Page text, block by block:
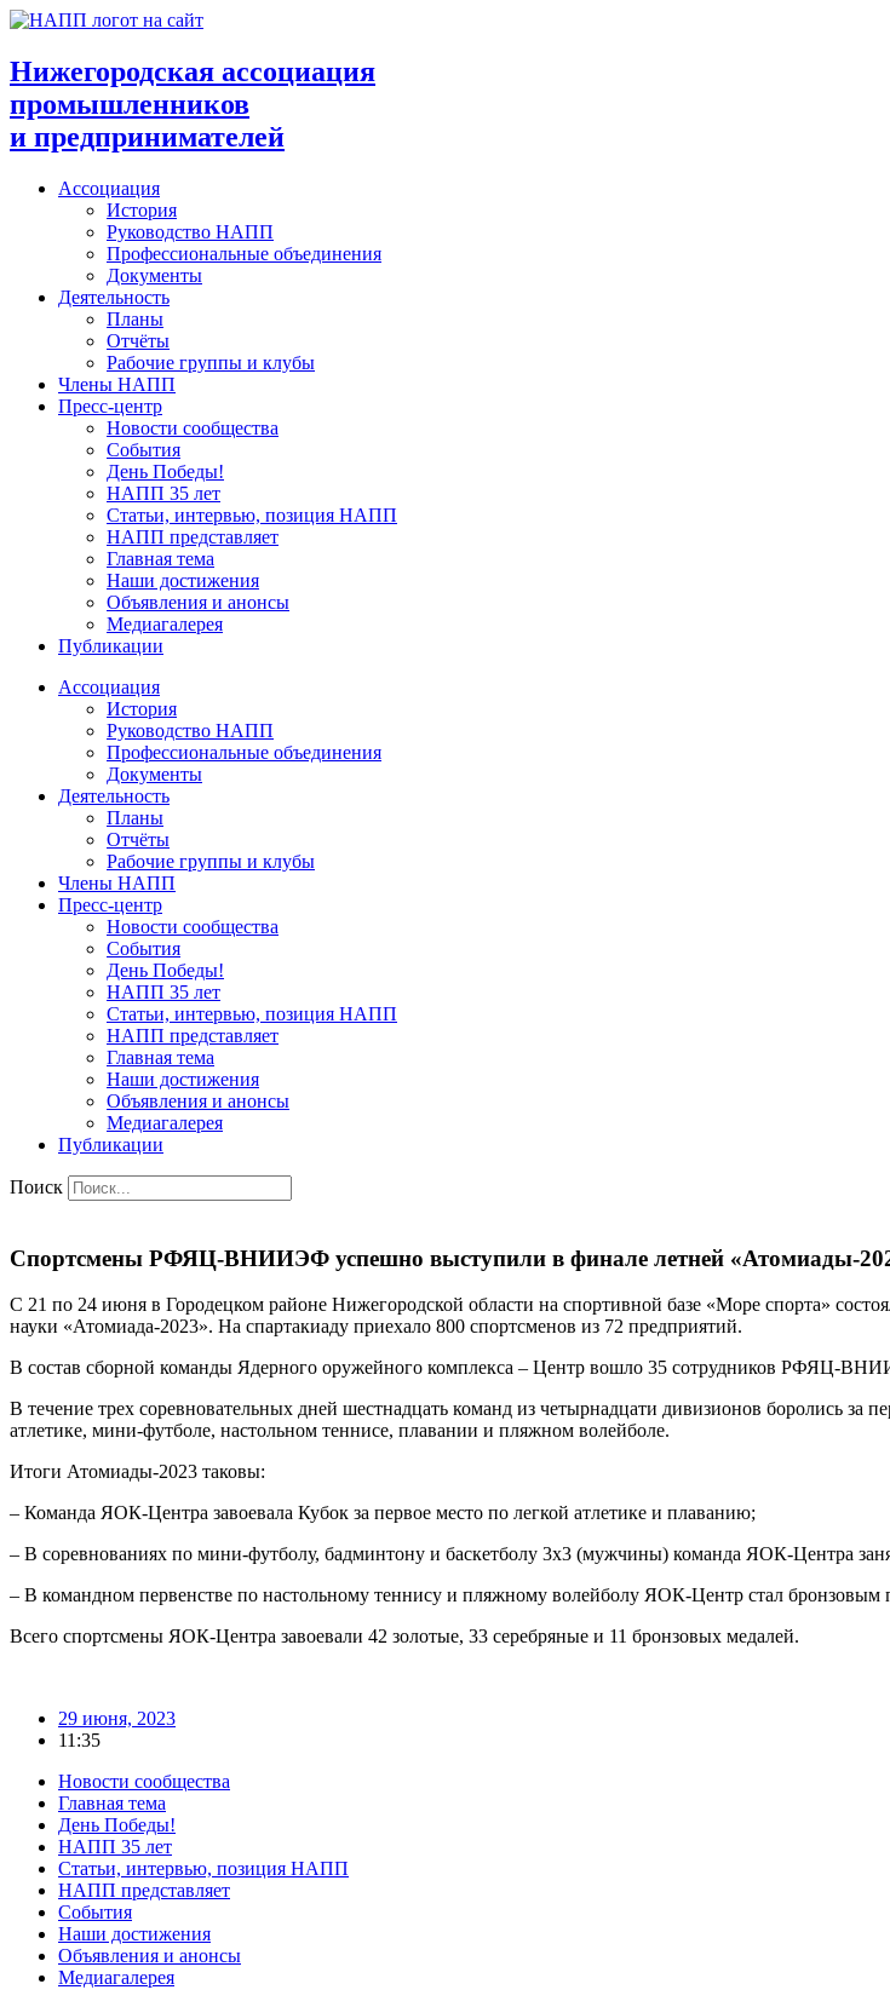
Перейти
содержимому
Нижегородская ассоциация
промышленников
и предпринимателей
Ассоциация
История
Руководство НАПП
Профессиональные объединения
Документы
Деятельность
Планы
Отчёты
Рабочие группы и клубы
Члены НАПП
Пресс-центр
Новости сообщества
События
День Победы!
НАПП 35 лет
Статьи, интервью, позиция НАПП
НАПП представляет
Главная тема
Наши достижения
Объявления и анонсы
Медиагалерея
Публикации
Ассоциация
История
Руководство НАПП
Профессиональные объединения
Документы
Деятельность
Планы
Отчёты
Рабочие группы и клубы
Члены НАПП
Пресс-центр
Новости сообщества
События
День Победы!
НАПП 35 лет
Статьи, интервью, позиция НАПП
НАПП представляет
Главная тема
Наши достижения
Объявления и анонсы
Медиагалерея
Публикации
Поиск
Спортсмены РФЯЦ-ВНИИЭФ успешно выступили в финале летней «Атомиады-
С 21 по 24 июня в Городецком районе Нижегородской области на спортивной базе «Море спорта»
науки «Атомиада-2023». На спартакиаду приехало 800 спортсменов из 72 предприятий.
В состав сборной команды Ядерного оружейного комплекса – Центр вошло 35 сотрудников РФЯЦ-
В течение трех соревновательных дней шестнадцать команд из четырнадцати дивизионов боролись за
атлетике, мини-футболе, настольном теннисе, плавании и пляжном волейболе.
Итоги Атомиады-2023 таковы:
– Команда ЯОК-Центра завоевала Кубок за первое место по легкой атлетике и плаванию;
– В соревнованиях по мини-футболу, бадминтону и баскетболу 3х3 (мужчины) команда ЯОК-Центра
– В командном первенстве по настольному теннису и пляжному волейболу ЯОК-Центр стал бронзовым
Всего спортсмены ЯОК-Центра завоевали 42 золотые, 33 серебряные и 11 бронзовых медалей.
29 июня, 2023
11:35
Новости сообщества
Главная тема
День Победы!
НАПП 35 лет
Статьи, интервью, позиция НАПП
НАПП представляет
События
Наши достижения
Объявления и анонсы
Медиагалерея